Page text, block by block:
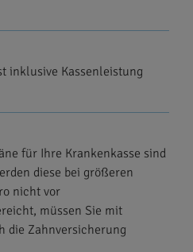
inklusive Kassenleistung
für Ihre Krankenkasse sind
diese bei größeren
nicht vor
müssen Sie mit
die Zahnversicherung